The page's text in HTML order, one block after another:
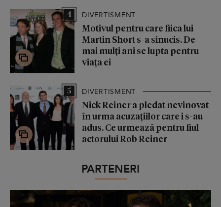
4 DIVERTISMENT
Motivul pentru care fiica lui
Martin Short s-a sinucis. De
mai mulți ani se lupta pentru
viața ei
5 DIVERTISMENT
Nick Reiner a pledat nevinovat
în urma acuzațiilor care i s-au
adus. Ce urmează pentru fiul
actorului Rob Reiner
PARTENERI